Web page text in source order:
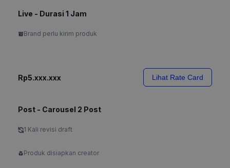
Live - Durasi 1 Jam
Brand perlu kirim produk
Rp5.xxx.xxx Lihat Rate Card
Post - Carousel 2 Post
1 Kali revisi draft
Produk disiapkan creator